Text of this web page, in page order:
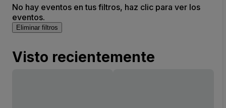
No hay eventos en tus filtros, haz clic para ver los
eventos.
Eliminar filtros
Visto recientemente